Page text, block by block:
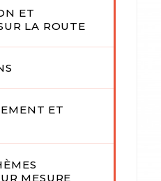
ET
LA ROUTE
ET
MESURE